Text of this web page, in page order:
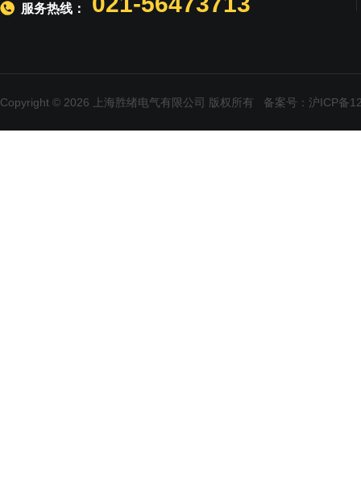
服务热线：
Copyright © 2026 上海胜绪电气有限公司 版权所有 备案号：沪ICP备